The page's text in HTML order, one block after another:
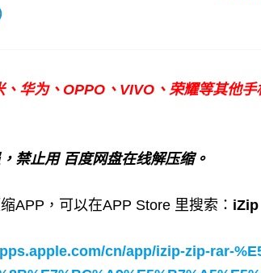
华为、OPPO、VIVO、荣耀等其他手
禁止用 百度网盘在线解压缩。
缩APP，可以在APP Store 里搜索： iZip
cn/app/izip-zip-rar-